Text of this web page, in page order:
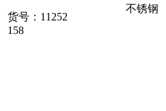
货号：11252
158
不锈钢